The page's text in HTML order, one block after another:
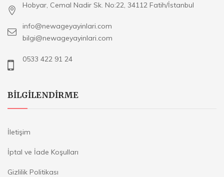
Hobyar, Cemal Nadir Sk. No:22, 34112 Fatih/İstanbul
info@newageyayinlari.com
bilgi@newageyayinlari.com
0533 422 91 24
BILGILENDIRME
İletişim
İptal ve İade Koşulları
Gizlilik Politikası